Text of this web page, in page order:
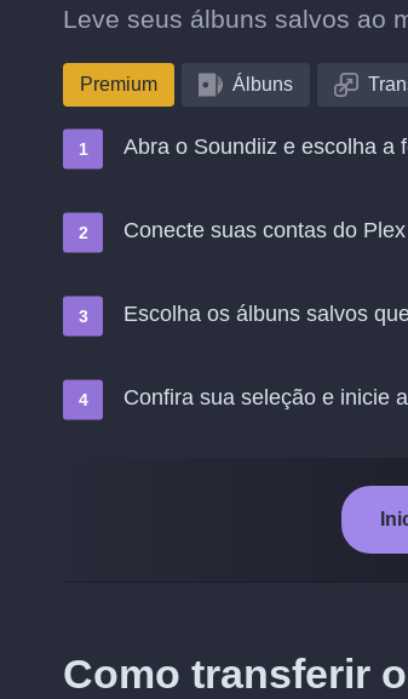
Leve seus álbuns salvos ao
Premium Álbuns
Abra o Soundiiz e escolha a
Conecte suas contas do
Escolha os álbuns salvos
Confira sua seleção e inicie
Como transferir